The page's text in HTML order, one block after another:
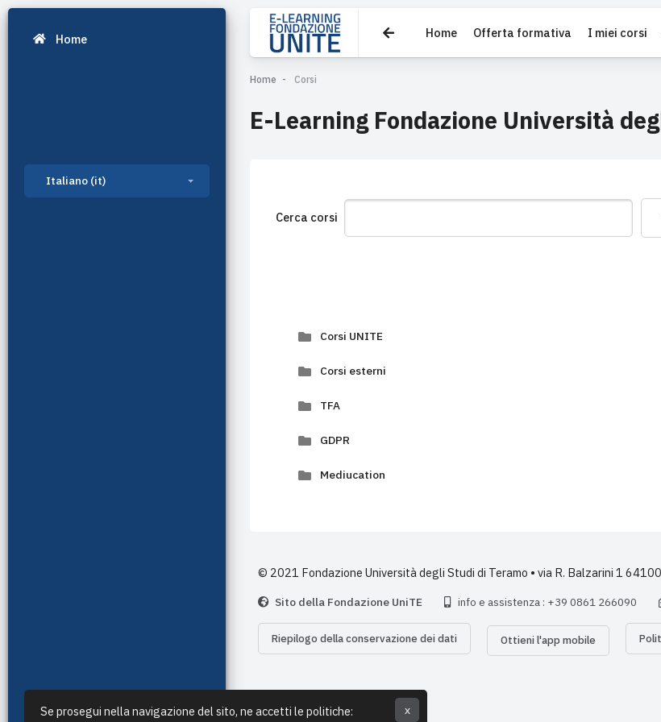
Vai al contenuto principale
Home
(current) Offerta formativa I miei corsi
Home Corsi
E-Learning Fondazione Università
Cerca corsi
Corsi UNITE
Corsi esterni
TFA
GDPR
Mediucation
Home
Italiano ‎(it)‎
© 2021 Fondazione Università degli Studi di Teramo • via R. Balzarini 1
Sito della Fondazione UniTE info e assistenza : +39 0861 266090
Riepilogo della conservazione dei dati Ottieni l'app mobile
Se prosegui nella navigazione del sito, ne accetti le politiche: x